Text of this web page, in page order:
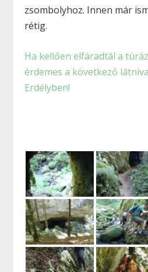
zsombolyhoz. Innen már
rétig.
Ha kellően elfáradtál a
érdemes a következő
Erdélyben!